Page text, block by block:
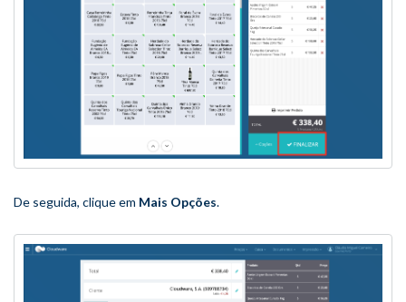
De seguida, clique em Mais Opções.